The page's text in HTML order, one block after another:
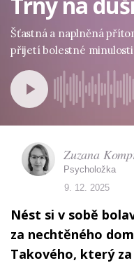
Šťastná a naplněná
přijetí bolestné
Nést si v sobě
za nechtěného
Takového, který
Zuzana
Psycholožka
9. 12. 2025